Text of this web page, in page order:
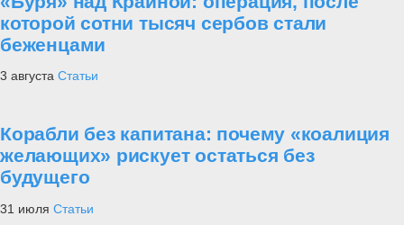
которой сотни тысяч сербов стали
беженцами
3 августа Статьи
Корабли без капитана: почему «коалиция
желающих» рискует остаться без
будущего
31 июля Статьи